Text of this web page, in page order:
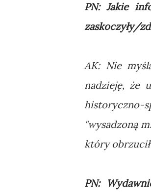
PN: Jakie
zaskoczyły/
AK: Nie
nadzieję, że
"wysadzoną
który
PN: